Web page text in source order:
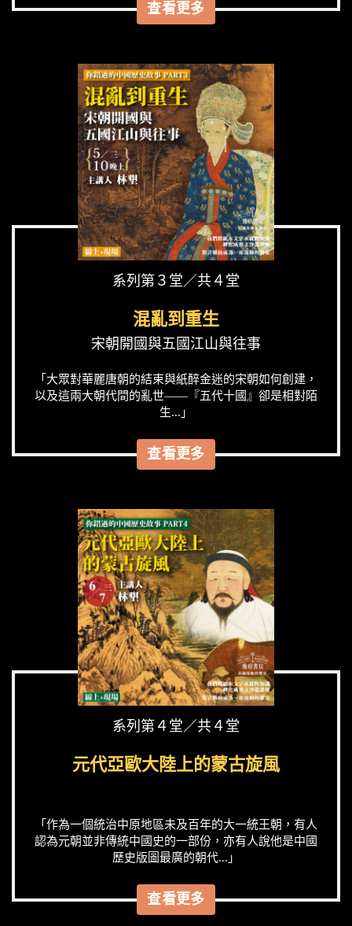
查看更多
系列第３堂／共４堂
混亂到重生
宋朝開國與五國江山與往事
「大眾對華麗唐朝的結束與紙醉金迷的宋朝如何創建，
以及這兩大朝代間的亂世——『五代十國』卻是相對陌
生...」
查看更多
系列第４堂／共４堂
元代亞歐大陸上的蒙古旋風
「作為一個統治中原地區未及百年的大一統王朝，有人
認為元朝並非傳統中國史的一部份，亦有人說他是中國
歷史版圖最廣的朝代...」
查看更多